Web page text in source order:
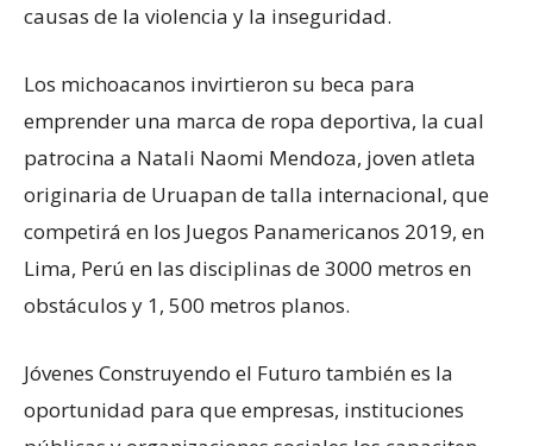
causas de la violencia y la inseguridad.
Los michoacanos invirtieron su beca para
emprender una marca de ropa deportiva, la cual
patrocina a Natali Naomi Mendoza, joven atleta
originaria de Uruapan de talla internacional, que
competirá en los Juegos Panamericanos 2019, en
Lima, Perú en las disciplinas de 3000 metros en
obstáculos y 1, 500 metros planos.
Jóvenes Construyendo el Futuro también es la
oportunidad para que empresas, instituciones